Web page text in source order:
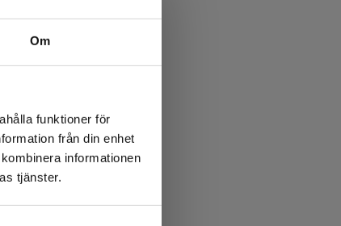
Om
funktioner för
från din enhet
informationen
tjänster.